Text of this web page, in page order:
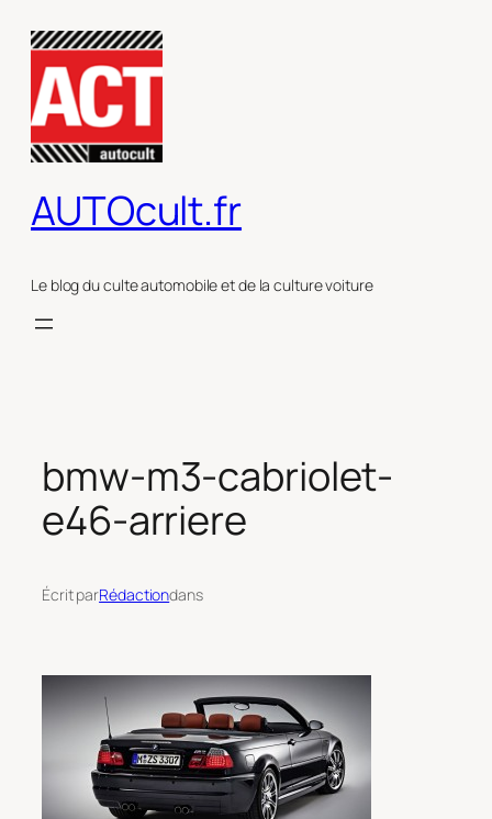
contenu
AUTOcult.fr
Le blog du culte automobile et de la culture voiture
bmw-m3-cabriolet-
e46-arriere
Écrit parRédactiondans